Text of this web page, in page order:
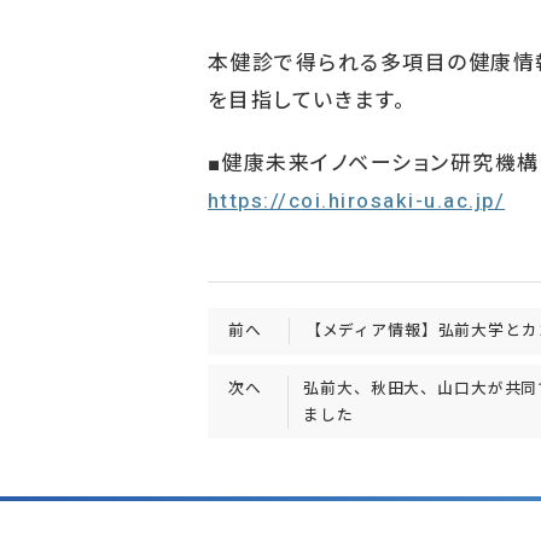
本健診で得られる多項目の健康情
を目指していきます。
■健康未来イノベーション研究機
https://coi.hirosaki-u.ac.jp/
前へ 【メディア情報】弘前大学と
次へ
弘前大、秋田大、山口大が共
ました